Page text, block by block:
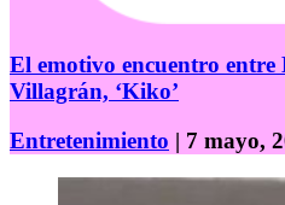
El emotivo encuentro
Villagrán, ‘Kiko’
Entretenimiento | 7 mayo,